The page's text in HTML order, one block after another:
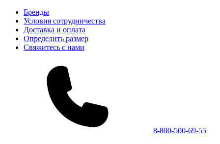
Бренды
Условия сотрудничества
Доставка и оплата
Определить размер
Свяжитесь с нами
8-800-500-69-55